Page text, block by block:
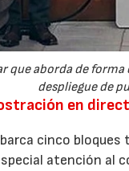
que aborda de
despliegue de
en
cinco
atención